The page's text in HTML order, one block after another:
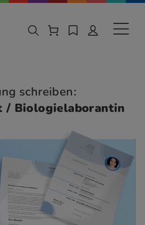
schreiben:
/ Biologielaborantin